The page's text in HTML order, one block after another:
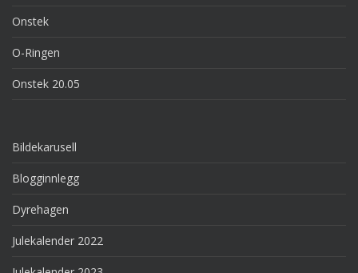
Onstek
O-Ringen
Onstek 20.05
Bildekarusell
Blogginnlegg
Dyrehagen
Julekalender 2022